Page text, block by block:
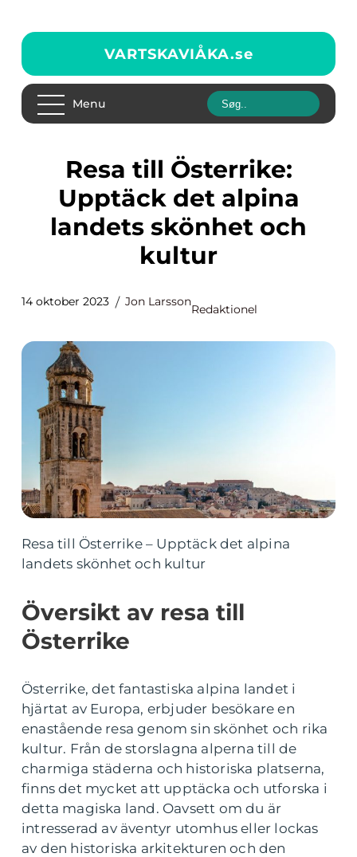
VARTSKAVIÅKA.se
Menu
Resa till Österrike:
Upptäck det alpina
landets skönhet och
kultur
14 oktober 2023 Jon Larsson
Redaktionel
Resa till Österrike – Upptäck det alpina
landets skönhet och kultur
Översikt av resa till
Österrike
Österrike, det fantastiska alpina landet i
hjärtat av Europa, erbjuder besökare en
enastående resa genom sin skönhet och rika
kultur. Från de storslagna alperna till de
charmiga städerna och historiska platserna,
finns det mycket att upptäcka och utforska i
detta magiska land. Oavsett om du är
intresserad av äventyr utomhus eller lockas
av den historiska arkitekturen och den